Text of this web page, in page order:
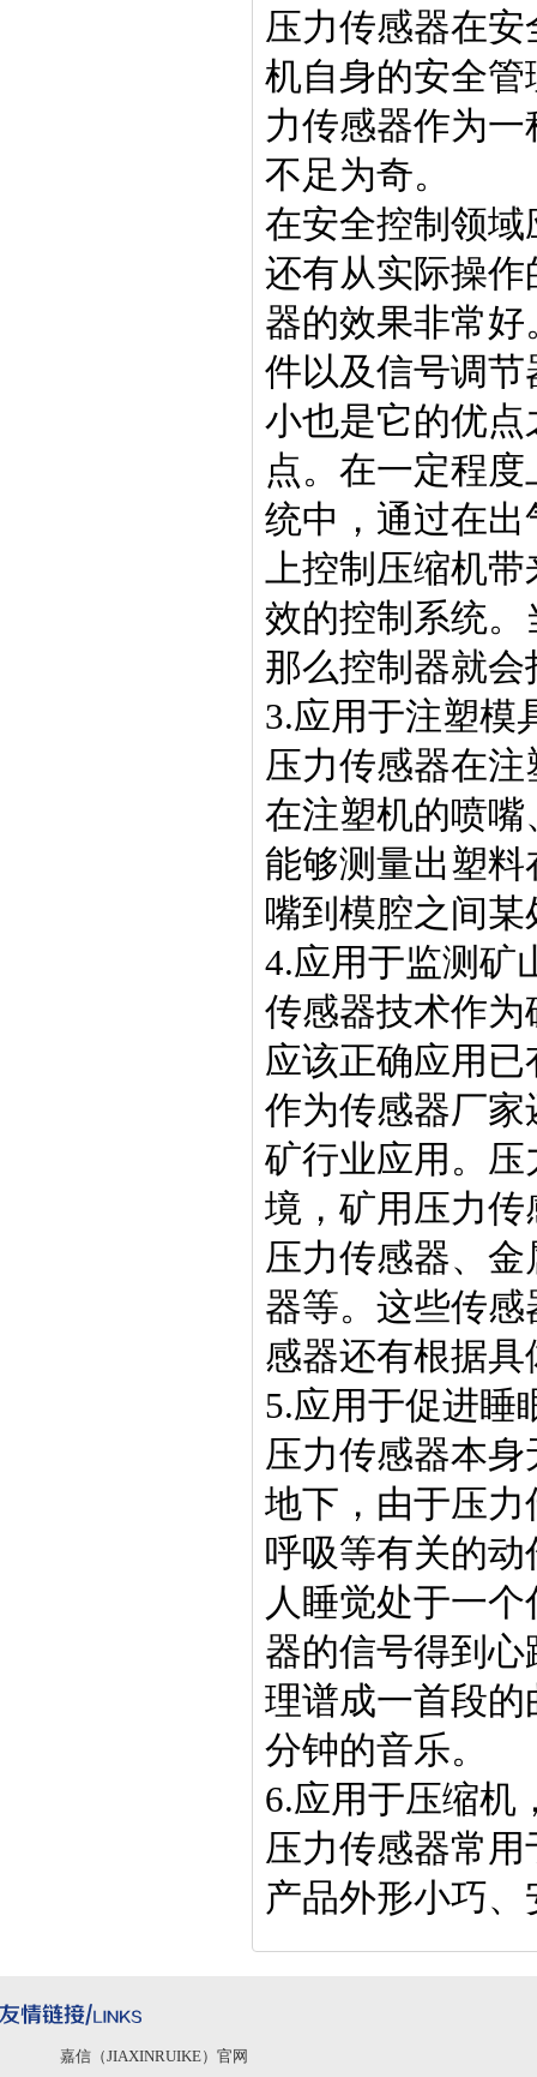
压力传感器在
机自身的安全
力传感器作为
不足为奇。
在安全控制领
还有从实际操
器的效果非常
件以及信号调
小也是它的优
点。在一定程
统中，通过在
上控制压缩机
效的控制系统
那么控制器就
3.应用于注塑模
压力传感器在
在注塑机的喷
能够测量出塑
嘴到模腔之间
4.应用于监测矿
传感器技术作
应该正确应用
作为传感器厂
矿行业应用。
境，矿用压力
压力传感器、
器等。这些传
感器还有根据
5.应用于促进睡
压力传感器本
地下，由于压
呼吸等有关的
人睡觉处于一
器的信号得到
理谱成一首段
分钟的音乐。
6.应用于压缩机
压力传感器常
产品外形小巧
嘉信（JIAXINRUIKE）官网